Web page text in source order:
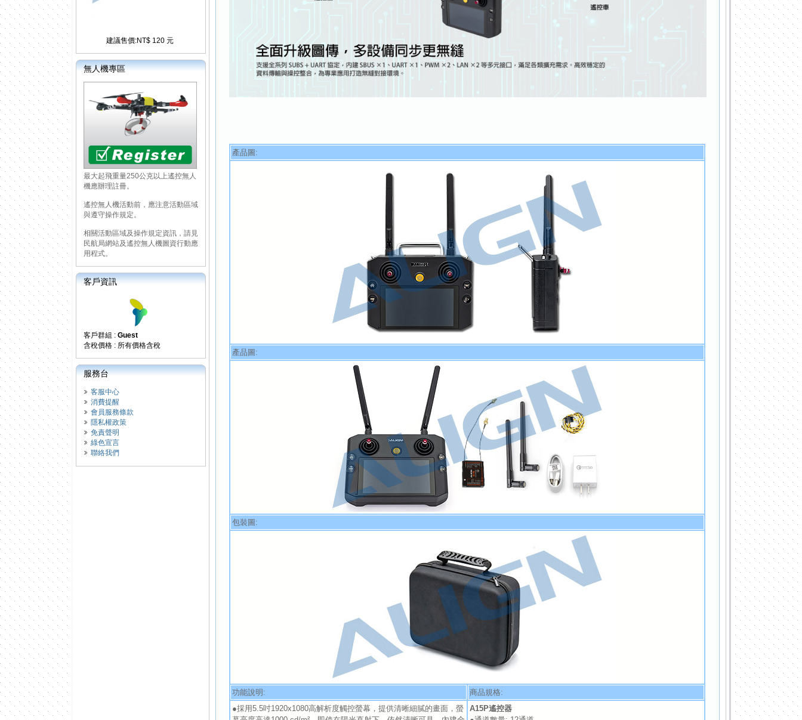
建議售價:NT$ 120 元
無人機專區
最大起飛重量250公克以上遙控無人
機應辦理註冊。
遙控無人機活動前，應注意活動區域
與遵守操作規定。
相關活動區域及操作規定資訊，請見
民航局網站及遙控無人機圖資行動應
用程式。
客戶資訊
客戶群組 : Guest
含稅價格 : 所有價格含稅
服務台
客服中心
消費提醒
會員服務條款
隱私權政策
免責聲明
綠色宣言
聯絡我們
產品圖:
產品圖:
包裝圖:
功能說明:
商品規格:
●採用5.5吋1920x1080高解析度觸控螢幕，提供清晰細膩的畫面，螢
A15P遙控器